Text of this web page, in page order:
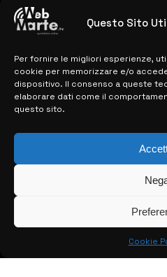
Questo Sito
Per fornire le migliori esperienze,
cookie per memorizzare e/o
dispositivo. Il consenso a queste
elaborare dati come il
questo sito.
Cookie
MAPPA DEL SITO
> NOTIZIE